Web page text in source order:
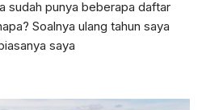
sudah punya beberapa daftar
Soalnya ulang tahun saya
saya